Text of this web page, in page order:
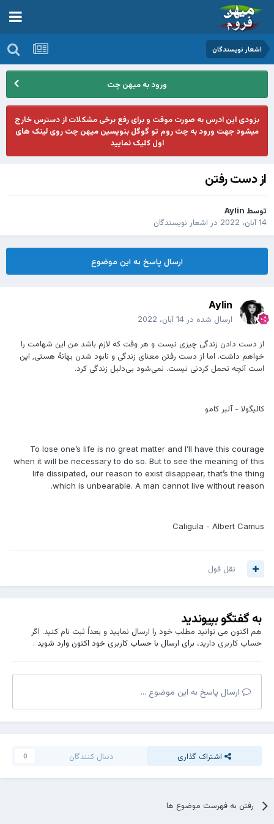
اشعار نویسندگان
ورود به میهن چت
بزودی این ادرس به صورت موقت و برای رفع برخی مشکلات از دسترس خارج
میشود جهت ورود به چت روم تو گوگل بنویسین میهن چت روی لینک های
اول کلیک نمایید
از دست رفتن
توسط Aylin
14 آبان، 2022
در اشعار نویسندگان
ارسال پاسخ به این موضوع
Aylin
ارسال شده در 14 آبان، 2022
از دست دادن زندگی چیزی نیست و هر وقت که لازم باشد من این شهامت را
خواهم داشت. اما از دست رفتن معنای زندگی و نابود شدن بهانهٔ هستی٬ این
است آنچه تحمل کردنی نیست. نمی‌شود بی‌دلیل زندگی کرد.
کالیگولا - آلبر کامو
To lose one’s life is no great matter and I’ll have this courage
when it will be necessary to do so. But to see the meaning of this
life dissipated, our reason to exist disappear, that’s the thing
which is unbearable. A man cannot live without reason.
Caligula - Albert Camus
نقل قول
به گفتگو بپیوندید
هم اکنون می توانید مطلب خود را ارسال نمایید و بعداً ثبت نام کنید. اگر
حساب کاربری دارید، برای ارسال با حساب کاربری خود اکنون وارد شوید.
ارسال پاسخ به این موضوع ...
اشتراک گذاری دنبال کنندگان 0
رفتن به فهرست موضوع ها